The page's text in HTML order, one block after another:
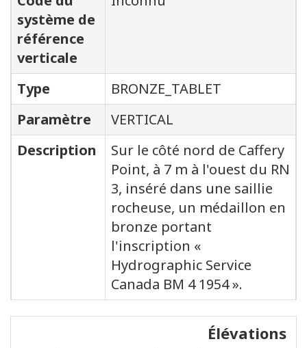
système de
référence
verticale
Type
BRONZE_TABLET
Paramètre
VERTICAL
Description
Sur le côté nord de Caffery
Point, à 7 m à l'ouest du RN
3, inséré dans une saillie
rocheuse, un médaillon en
bronze portant
l'inscription «
Hydrographic Service
Canada BM 4 1954 ».
Élévations